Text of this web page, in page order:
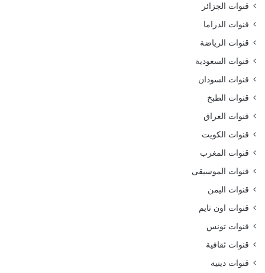
قنوات الجزائر
قنوات الدراما
قنوات الرياضة
قنوات السعودية
قنوات السودان
قنوات الطبخ
قنوات العراق
قنوات الكويت
قنوات المغرب
قنوات الموسيقى
قنوات اليمن
قنوات اون تايم
قنوات تونس
قنوات ثقافية
قنوات دينية